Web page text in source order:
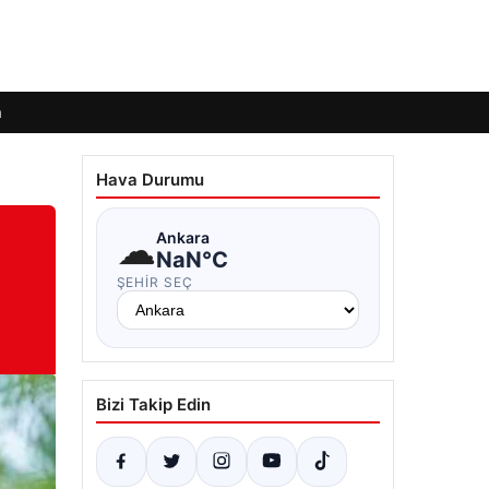
Hava Durumu
☁Ankara
NaN°C
ŞEHIR SEÇ
Bizi Takip Edin